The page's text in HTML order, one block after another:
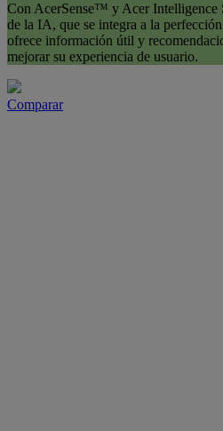
Con AcerSense™ y Acer Intelligence
de la IA, que se integra a la
ofrece información útil y
mejorar su experiencia de usuario.
Comparar